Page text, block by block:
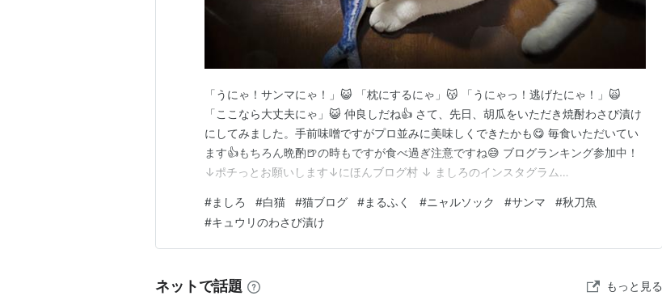
「うにゃ！サンマにゃ！」😺 「枕にするにゃ」😽 「うにゃっ！逃げたにゃ！」🙀
「ここなら大丈夫にゃ」😺 仲良しだね👍 さて、先日、胡瓜をいただき焼酎わさび漬け
にしてみました。手前味噌ですがプロ並みに美味しくできたかも😋 毎食いただいてい
ます👍もちろん晩酌🍺の時もですが食べ過ぎ注意ですね😅 ブログランキング参加中！
↓ポチっとお願いします↓にほんブログ村 ↓ ましろのインスタグラム
#ましろ #白猫 #猫ブログ #まるふく #ニャルソック #サンマ #秋刀魚
#キュウリのわさび漬け
ネットで話題 もっと見る